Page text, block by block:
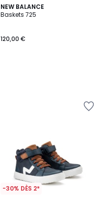
NEW BALANCE
Baskets 725
120,00 €
-30% DÈS 2*